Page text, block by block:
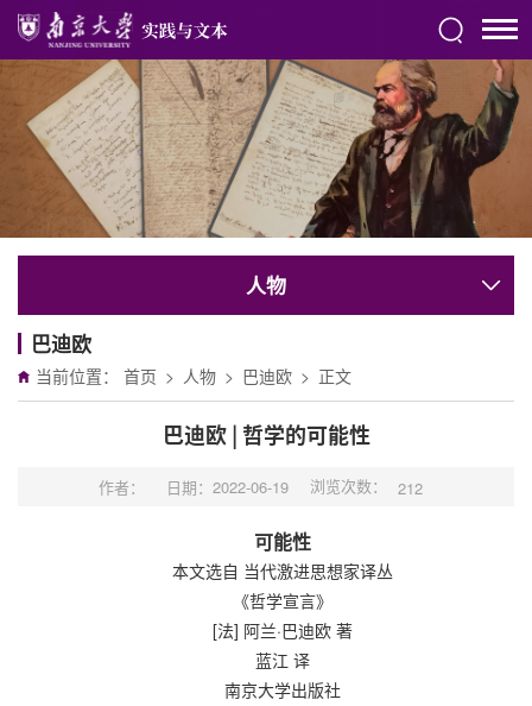
人物
巴迪欧
当前位置： 首页 > 人物 > 巴迪欧 > 正文
巴迪欧 | 哲学的可能性
作者： 日期：2022-06-19 浏览次数： 212
可能性
本文选自 当代激进思想家译丛
《哲学宣言》
[法] 阿兰·巴迪欧 著
蓝江 译
南京大学出版社